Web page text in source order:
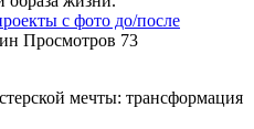
с фото до/после
Просмотров 73
мечты: трансформация